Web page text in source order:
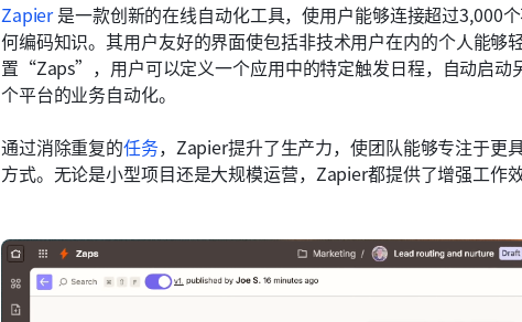
Zapier 是一款创新的在线自动化工具，使用户能够连接超过3,000
何编码知识。其用户友好的界面使包括非技术用户在内的个人能够
置“Zaps”，用户可以定义一个应用中的特定触发日程，自动启动
个平台的业务自动化。
通过消除重复的任务，Zapier提升了生产力，使团队能够专注于更
方式。无论是小型项目还是大规模运营，Zapier都提供了增强工作